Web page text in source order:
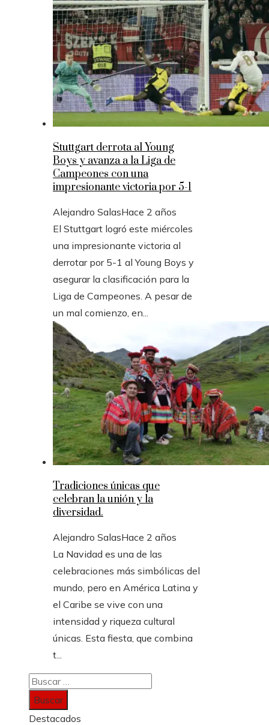
Stuttgart derrota al Young
Boys y avanza a la Liga de
Campeones con una
impresionante victoria por 5-1
Alejandro SalasHace 2 años
El Stuttgart logró este miércoles
una impresionante victoria al
derrotar por 5-1 al Young Boys y
asegurar la clasificación para la
Liga de Campeones. A pesar de
un mal comienzo, en...
Tradiciones únicas que
celebran la unión y la
diversidad.
Alejandro SalasHace 2 años
La Navidad es una de las
celebraciones más simbólicas del
mundo, pero en América Latina y
el Caribe se vive con una
intensidad y riqueza cultural
únicas. Esta fiesta, que combina
t...
Buscar:
Destacados